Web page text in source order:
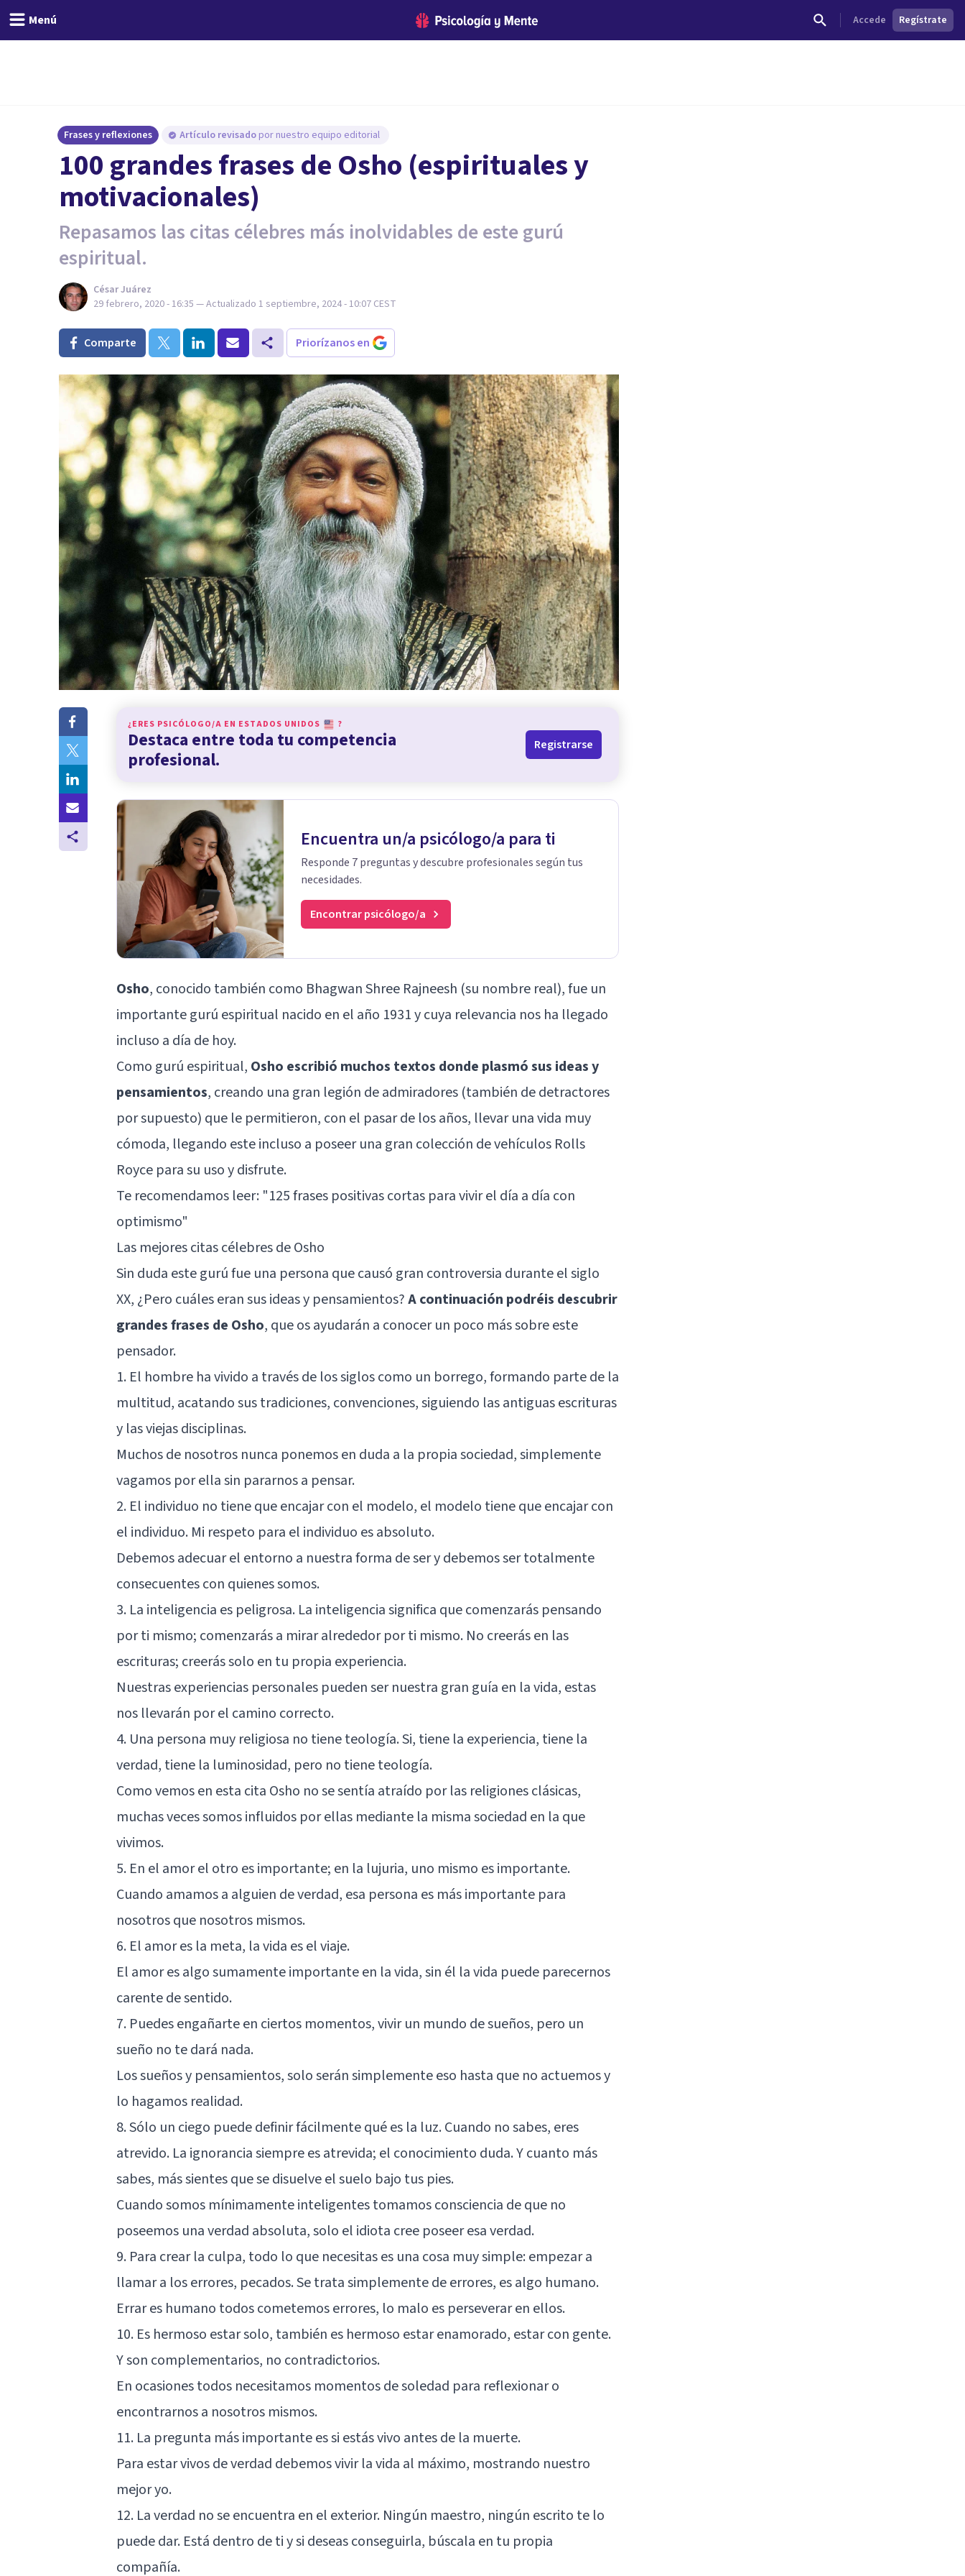
Menú Accede Regístrate
Frases y reflexiones Artículo revisado por nuestro equipo editorial
100 grandes frases de Osho (espirituales y
motivacionales)
Repasamos las citas célebres más inolvidables de este gurú
espiritual.
César Juárez
29 febrero, 2020 - 16:35 — Actualizado 1 septiembre, 2024 - 10:07 CEST
Comparte Priorízanos en
¿ERES PSICÓLOGO/A EN ESTADOS UNIDOS ?
Destaca entre toda tu competencia
profesional.
Registrarse
Encuentra un/a psicólogo/a para ti
Responde 7 preguntas y descubre profesionales según tus
necesidades.
Encontrar psicólogo/a
Osho, conocido también como Bhagwan Shree Rajneesh (su nombre real), fue un
importante gurú espiritual nacido en el año 1931 y cuya relevancia nos ha llegado
incluso a día de hoy.
Como gurú espiritual, Osho escribió muchos textos donde plasmó sus ideas y
pensamientos, creando una gran legión de admiradores (también de detractores
por supuesto) que le permitieron, con el pasar de los años, llevar una vida muy
cómoda, llegando este incluso a poseer una gran colección de vehículos Rolls
Royce para su uso y disfrute.
Te recomendamos leer: "125 frases positivas cortas para vivir el día a día con
optimismo"
Las mejores citas célebres de Osho
Sin duda este gurú fue una persona que causó gran controversia durante el siglo
XX, ¿Pero cuáles eran sus ideas y pensamientos?A continuación podréis descubrir
grandes frases de Osho, que os ayudarán a conocer un poco más sobre este
pensador.
1. El hombre ha vivido a través de los siglos como un borrego, formando parte de la
multitud, acatando sus tradiciones, convenciones, siguiendo las antiguas escrituras
y las viejas disciplinas.
Muchos de nosotros nunca ponemos en duda a la propia sociedad, simplemente
vagamos por ella sin pararnos a pensar.
2. El individuo no tiene que encajar con el modelo, el modelo tiene que encajar con
el individuo. Mi respeto para el individuo es absoluto.
Debemos adecuar el entorno a nuestra forma de ser y debemos ser totalmente
consecuentes con quienes somos.
3. La inteligencia es peligrosa. La inteligencia significa que comenzarás pensando
por ti mismo; comenzarás a mirar alrededor por ti mismo. No creerás en las
escrituras; creerás solo en tu propia experiencia.
Nuestras experiencias personales pueden ser nuestra gran guía en la vida, estas
nos llevarán por el camino correcto.
4. Una persona muy religiosa no tiene teología. Si, tiene la experiencia, tiene la
verdad, tiene la luminosidad, pero no tiene teología.
Como vemos en esta cita Osho no se sentía atraído por las religiones clásicas,
muchas veces somos influidos por ellas mediante la misma sociedad en la que
vivimos.
5. En el amor el otro es importante; en la lujuria, uno mismo es importante.
Cuando amamos a alguien de verdad, esa persona es más importante para
nosotros que nosotros mismos.
6. El amor es la meta, la vida es el viaje.
El amor es algo sumamente importante en la vida, sin él la vida puede parecernos
carente de sentido.
7. Puedes engañarte en ciertos momentos, vivir un mundo de sueños, pero un
sueño no te dará nada.
Los sueños y pensamientos, solo serán simplemente eso hasta que no actuemos y
lo hagamos realidad.
8. Sólo un ciego puede definir fácilmente qué es la luz. Cuando no sabes, eres
atrevido. La ignorancia siempre es atrevida; el conocimiento duda. Y cuanto más
sabes, más sientes que se disuelve el suelo bajo tus pies.
Cuando somos mínimamente inteligentes tomamos consciencia de que no
poseemos una verdad absoluta, solo el idiota cree poseer esa verdad.
9. Para crear la culpa, todo lo que necesitas es una cosa muy simple: empezar a
llamar a los errores, pecados. Se trata simplemente de errores, es algo humano.
Errar es humano todos cometemos errores, lo malo es perseverar en ellos.
10. Es hermoso estar solo, también es hermoso estar enamorado, estar con gente.
Y son complementarios, no contradictorios.
En ocasiones todos necesitamos momentos de soledad para reflexionar o
encontrarnos a nosotros mismos.
11. La pregunta más importante es si estás vivo antes de la muerte.
Para estar vivos de verdad debemos vivir la vida al máximo, mostrando nuestro
mejor yo.
12. La verdad no se encuentra en el exterior. Ningún maestro, ningún escrito te lo
puede dar. Está dentro de ti y si deseas conseguirla, búscala en tu propia
compañía.